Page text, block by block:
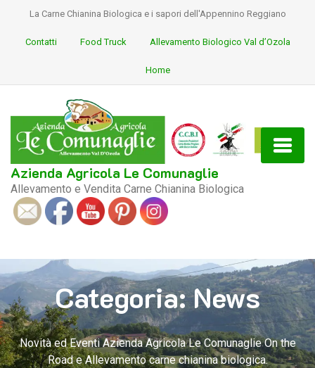
La Carne Chianina Biologica e i sapori dell'Appennino Reggiano
Contatti Food Truck Allevamento Biologico Val d’Ozola
Home
Azienda Agricola Le Comunaglie
Allevamento e Vendita Carne Chianina Biologica
Social
Categoria:News
Novità ed Eventi Azienda Agricola Le Comunaglie On the
Road e Allevamento carne chianina biologica.